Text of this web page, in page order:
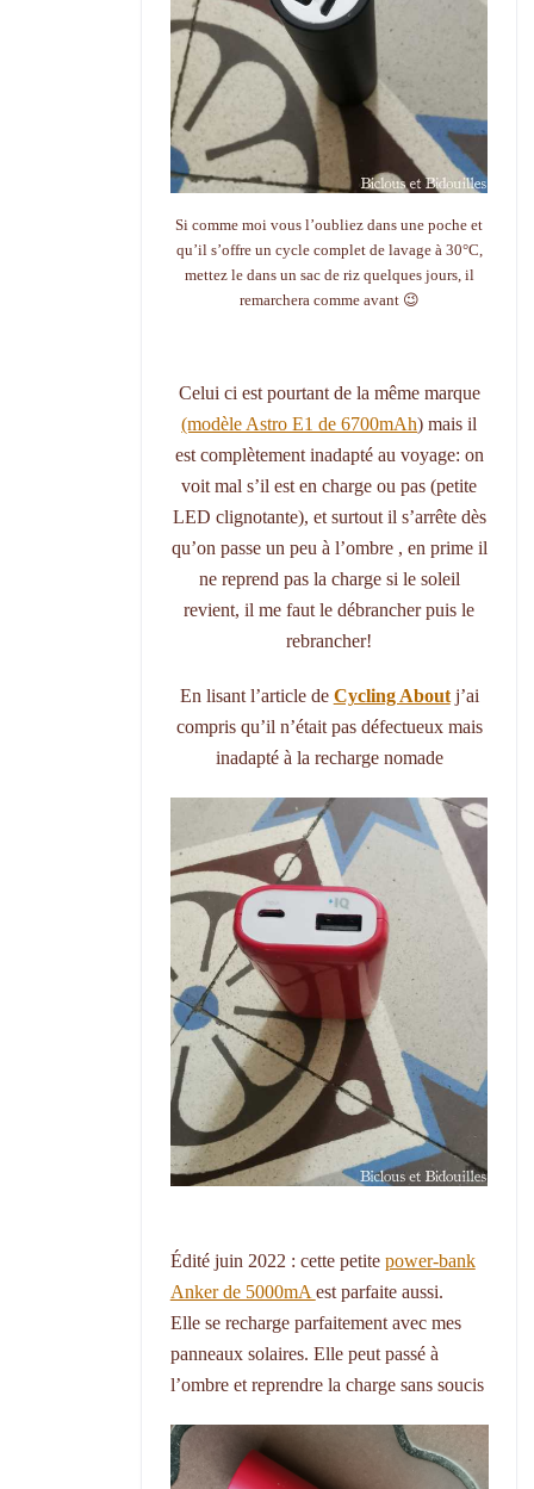
Si comme moi vous l’oubliez dans une poche et
qu’il s’offre un cycle complet de lavage à 30°C,
mettez le dans un sac de riz quelques jours, il
remarchera comme avant 😉
Celui ci est pourtant de la même marque
(modèle Astro E1 de 6700mAh) mais il
est complètement inadapté au voyage: on
voit mal s’il est en charge ou pas (petite
LED clignotante), et surtout il s’arrête dès
qu’on passe un peu à l’ombre , en prime il
ne reprend pas la charge si le soleil
revient, il me faut le débrancher puis le
rebrancher!
En lisant l’article de Cycling Aboutj’ai
compris qu’il n’était pas défectueux mais
inadapté à la recharge nomade
Édité juin 2022 : cette petite power-bank
Anker de 5000mA est parfaite aussi.
Elle se recharge parfaitement avec mes
panneaux solaires. Elle peut passé à
l’ombre et reprendre la charge sans soucis